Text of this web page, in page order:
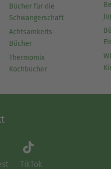
Bücher für die
Schwangerschaft
Achtsamkeits-
Bücher
Thermomix
Kochbücher
TikTok